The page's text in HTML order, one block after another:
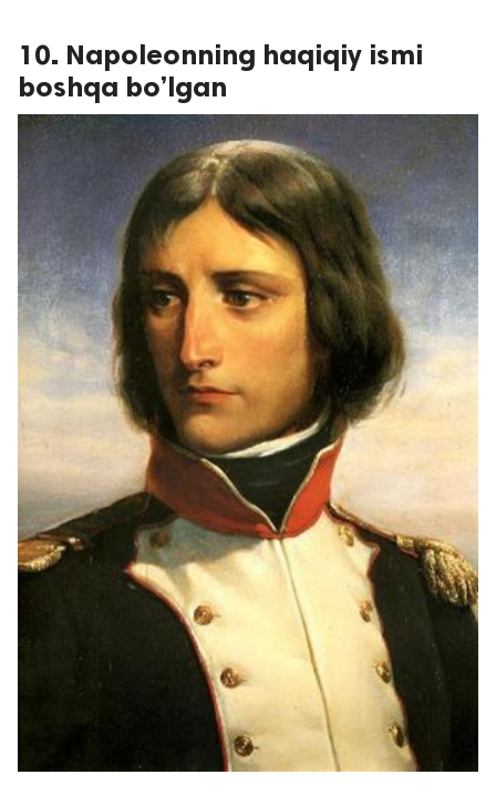
10. Napoleonning haqiqiy ismi
boshqa bo’lgan